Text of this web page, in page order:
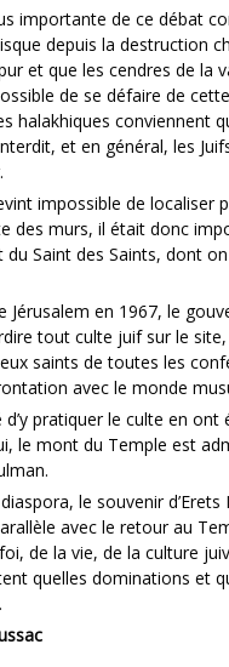
importante de ce débat
depuis la destruction
et que les cendres de la
de se défaire de
halakhiques conviennent
et en général, les
impossible de localiser
des murs, il était donc
Saint des Saints, dont
Jérusalem en 1967, le
tout culte juif sur le
saints de toutes les
avec le monde
pratiquer le culte en ont
le mont du Temple est
le souvenir d’Erets
avec le retour au
de la vie, de la culture
quelles dominations et